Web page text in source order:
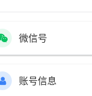
微信号
账号信息